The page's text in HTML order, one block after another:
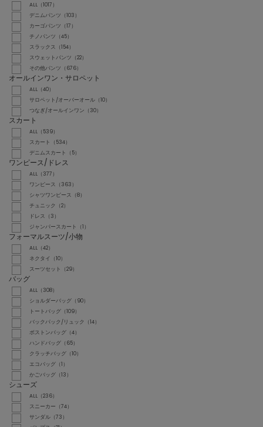
ALL（1017）
デニムパンツ（103）
カーゴパンツ（17）
チノパンツ（45）
スラックス（154）
スウェットパンツ（22）
その他パンツ（676）
オールインワン・サロペット
ALL（40）
サロペット/オーバーオール（10）
つなぎ/オールインワン（30）
スカート
ALL（539）
スカート（534）
デニムスカート（5）
ワンピース/ドレス
ALL（377）
ワンピース（363）
シャツワンピース（8）
チュニック（2）
ドレス（3）
ジャンパースカート（1）
フォーマルスーツ/小物
ALL（42）
ネクタイ（10）
スーツセット（29）
バッグ
ALL（308）
ショルダーバッグ（90）
トートバッグ（109）
バックパック/リュック（14）
ボストンバッグ（4）
ハンドバッグ（65）
クラッチバッグ（10）
エコバッグ（1）
かごバッグ（13）
シューズ
ALL（236）
スニーカー（74）
サンダル（73）